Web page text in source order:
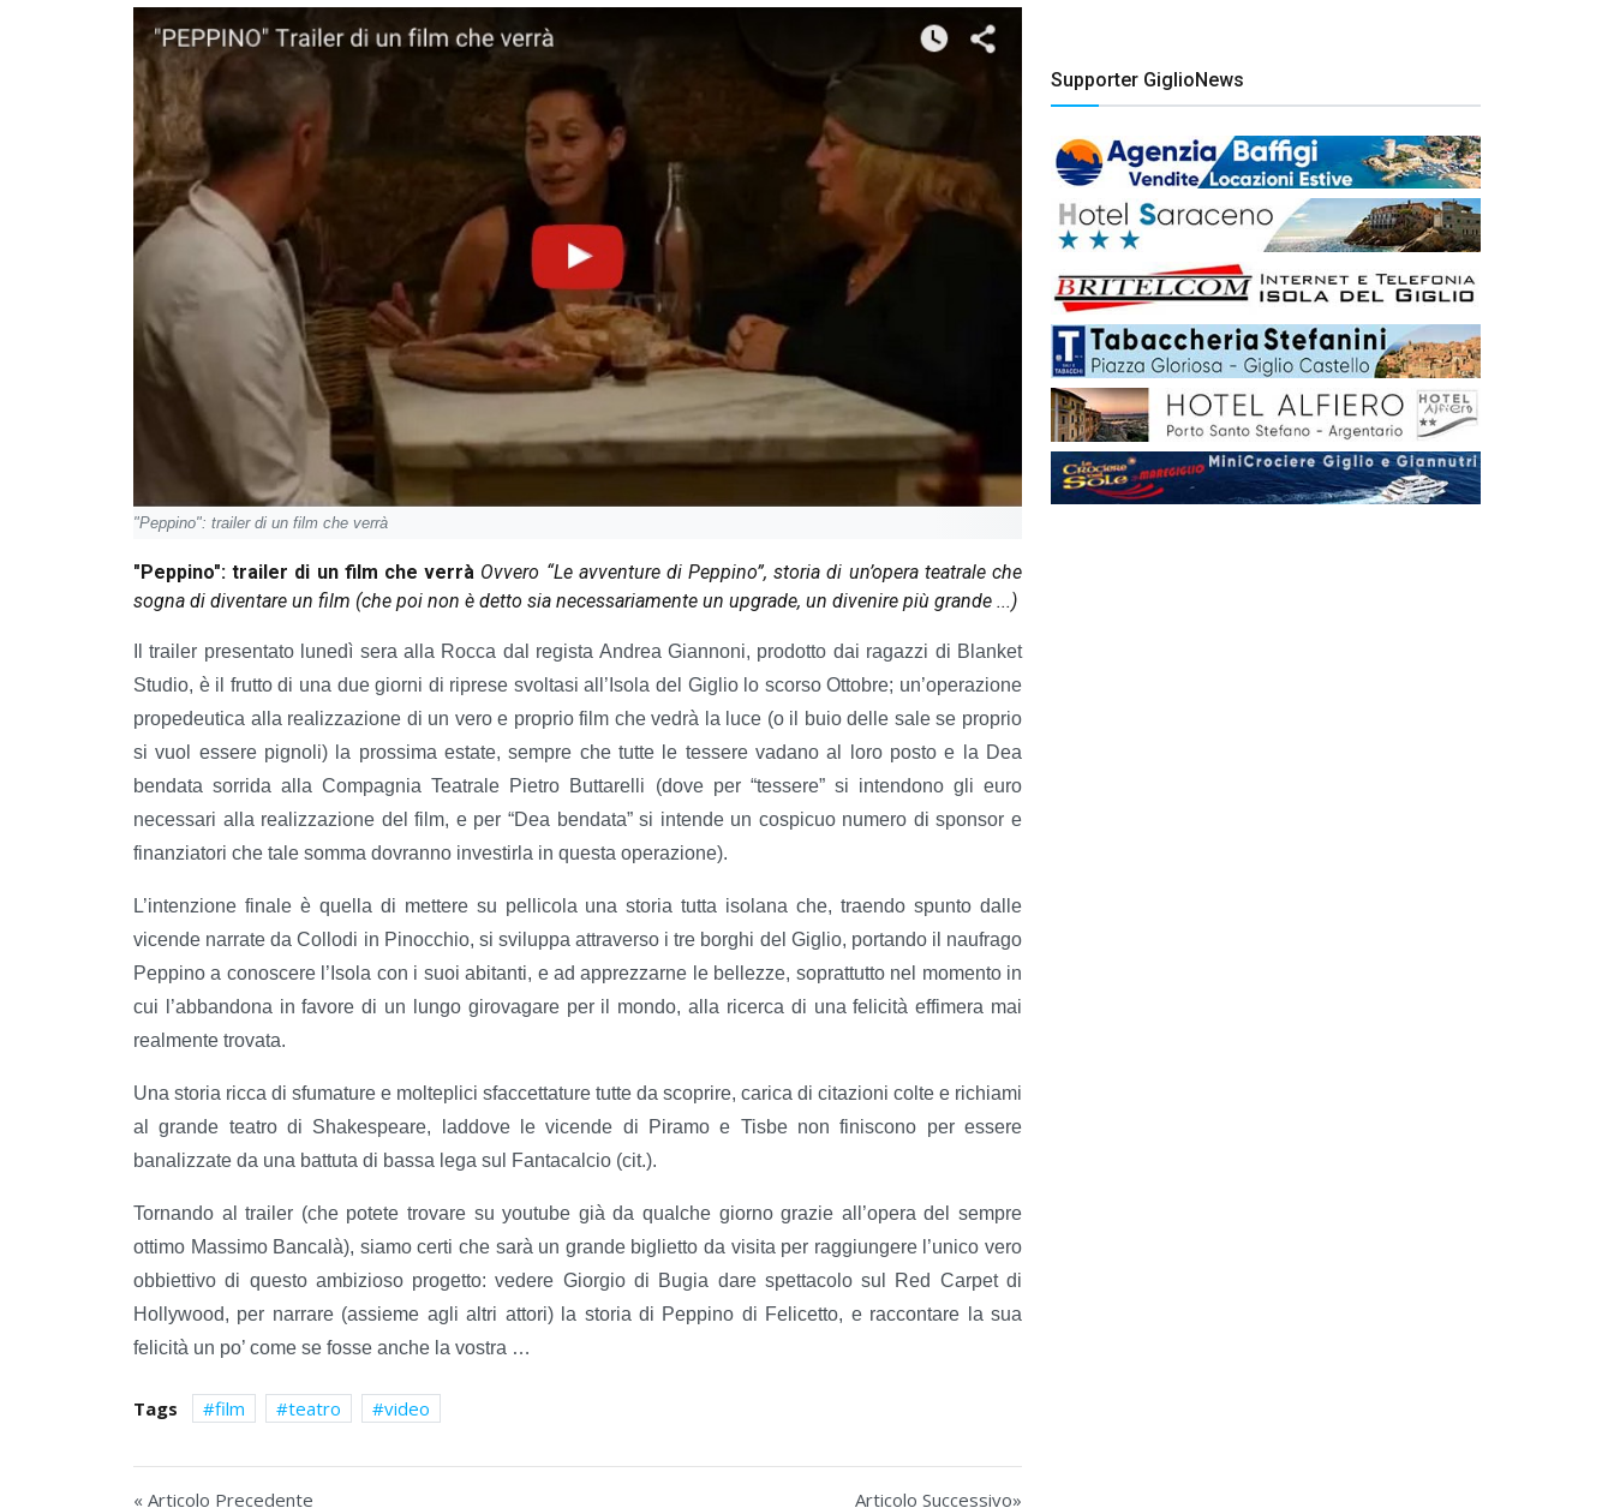
"Peppino": trailer di un film che verrà
"Peppino": trailer di un film che verrà Ovvero “Le avventure di Peppino”, storia di un’opera teatrale che
sogna di diventare un film (che poi non è detto sia necessariamente un upgrade, un divenire più grande ...)
Il trailer presentato lunedì sera alla Rocca dal regista Andrea Giannoni, prodotto dai ragazzi di Blanket
Studio, è il frutto di una due giorni di riprese svoltasi all’Isola del Giglio lo scorso Ottobre; un’operazione
propedeutica alla realizzazione di un vero e proprio film che vedrà la luce (o il buio delle sale se proprio
si vuol essere pignoli) la prossima estate, sempre che tutte le tessere vadano al loro posto e la Dea
bendata sorrida alla Compagnia Teatrale Pietro Buttarelli (dove per “tessere” si intendono gli euro
necessari alla realizzazione del film, e per “Dea bendata” si intende un cospicuo numero di sponsor e
finanziatori che tale somma dovranno investirla in questa operazione).
L’intenzione finale è quella di mettere su pellicola una storia tutta isolana che, traendo spunto dalle
vicende narrate da Collodi in Pinocchio, si sviluppa attraverso i tre borghi del Giglio, portando il naufrago
Peppino a conoscere l’Isola con i suoi abitanti, e ad apprezzarne le bellezze, soprattutto nel momento in
cui l’abbandona in favore di un lungo girovagare per il mondo, alla ricerca di una felicità effimera mai
realmente trovata.
Una storia ricca di sfumature e molteplici sfaccettature tutte da scoprire, carica di citazioni colte e richiami
al grande teatro di Shakespeare, laddove le vicende di Piramo e Tisbe non finiscono per essere
banalizzate da una battuta di bassa lega sul Fantacalcio (cit.).
Tornando al trailer (che potete trovare su youtube già da qualche giorno grazie all’opera del sempre
ottimo Massimo Bancalà), siamo certi che sarà un grande biglietto da visita per raggiungere l’unico vero
obbiettivo di questo ambizioso progetto: vedere Giorgio di Bugia dare spettacolo sul Red Carpet di
Hollywood, per narrare (assieme agli altri attori) la storia di Peppino di Felicetto, e raccontare la sua
felicità un po’ come se fosse anche la vostra …
Tags film teatro video
« Articolo Precedente Articolo Successivo»
Supporter GiglioNews